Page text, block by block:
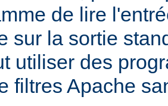
de lire
sur la sortie
utiliser des
filtres Apache